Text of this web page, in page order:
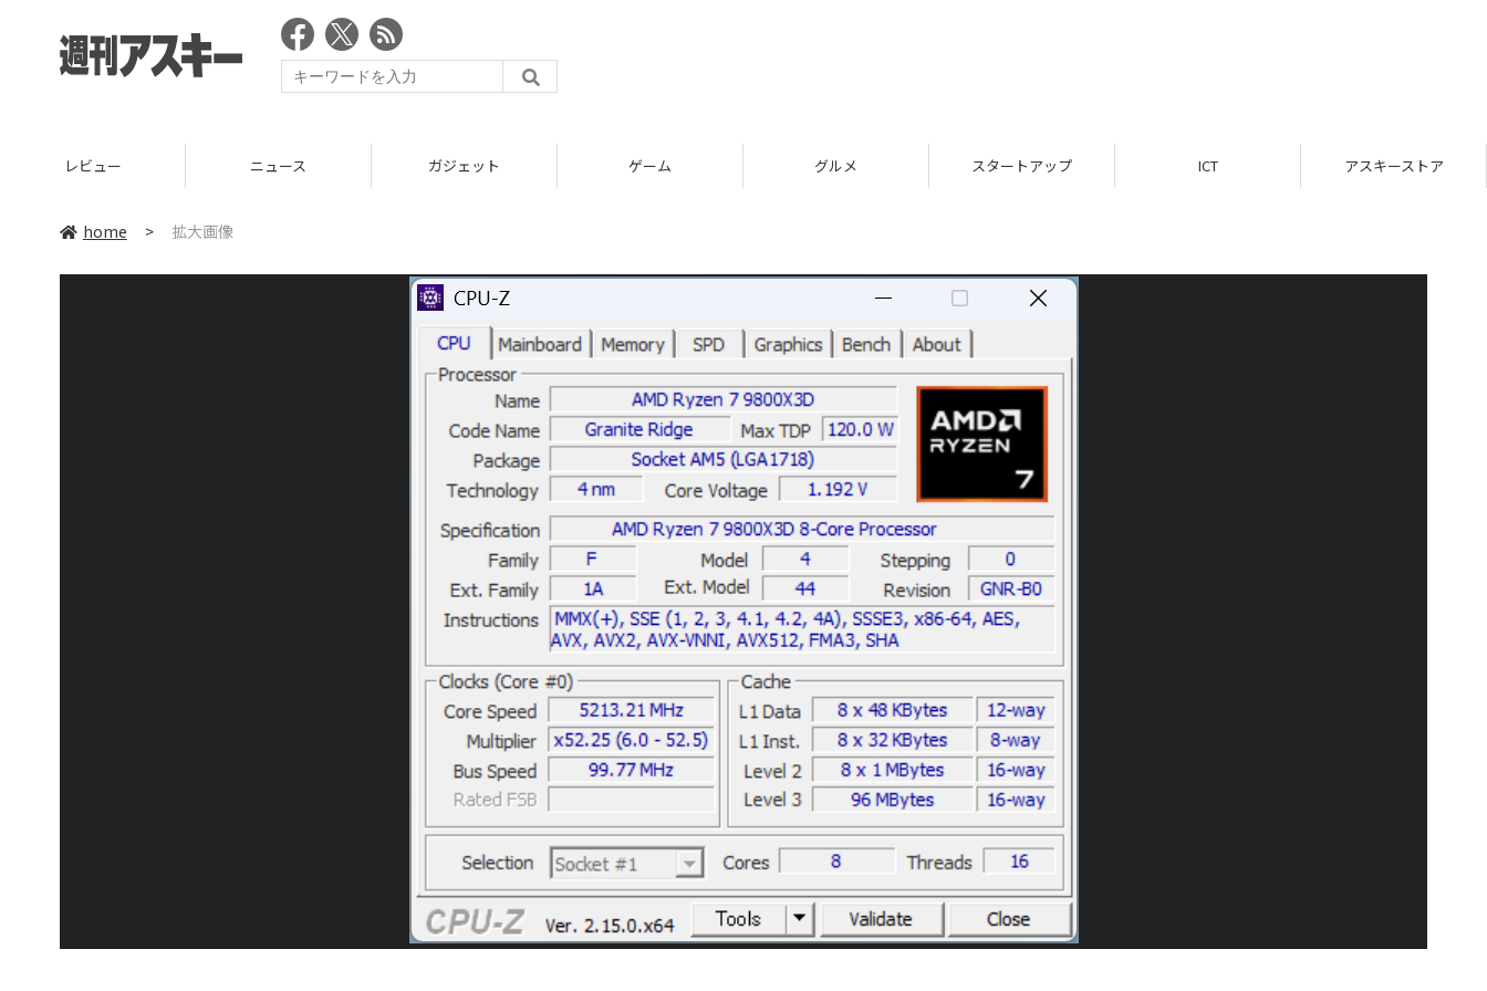
レビュー ニュース ガジェット ゲーム グルメ スタートアップ ICT アスキーストア
home > 拡大画像